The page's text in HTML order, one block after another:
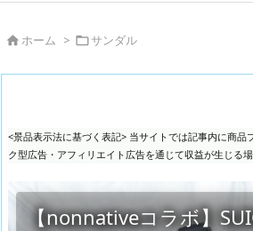
ホーム > サンダル
<景品表示法に基づく表記> 当サイトでは記事内に商品
ク型広告・アフィリエイト広告を通じて収益が生じる場
【nonnativeコラボ】